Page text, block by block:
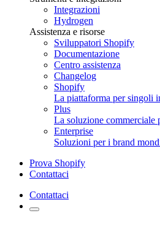
Integrazioni
Hydrogen
Assistenza e risorse
Sviluppatori Shopify
Documentazione
Centro assistenza
Changelog
Shopify
La piattaforma per singoli
Plus
La soluzione commerciale
Enterprise
Soluzioni per i brand
Prova Shopify
Contattaci
Contattaci